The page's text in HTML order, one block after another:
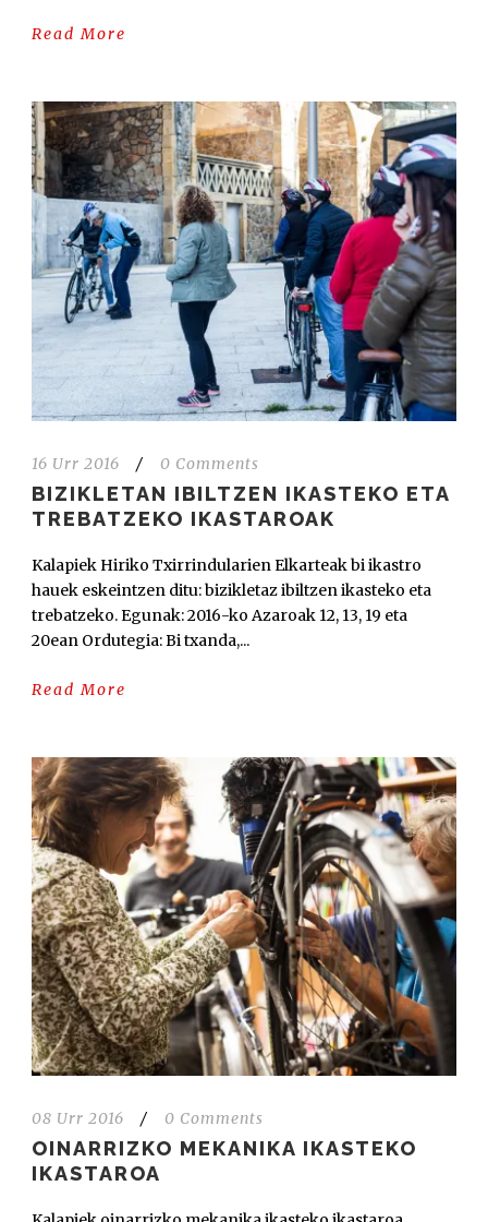
Read More
16 Urr 2016 / 0 Comments
BIZIKLETAN IBILTZEN IKASTEKO ETA
TREBATZEKO IKASTAROAK
Kalapiek Hiriko Txirrindularien Elkarteak bi ikastro
hauek eskeintzen ditu: bizikletaz ibiltzen ikasteko eta
trebatzeko. Egunak: 2016-ko Azaroak 12, 13, 19 eta
20ean Ordutegia: Bi txanda,...
Read More
08 Urr 2016 / 0 Comments
OINARRIZKO MEKANIKA IKASTEKO
IKASTAROA